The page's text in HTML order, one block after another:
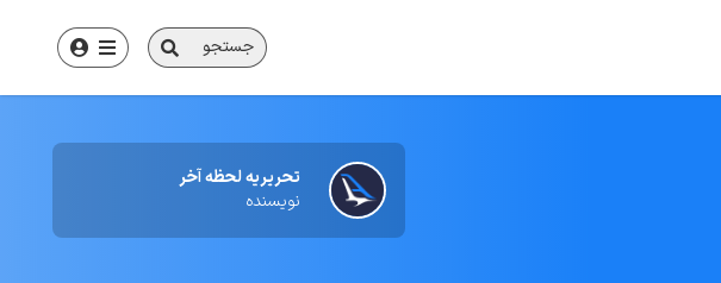
جستجو
تحریریه لحظه آخر
نویسنده